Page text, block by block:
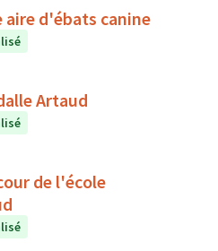
aire d'ébats canine
Artaud
de l'école